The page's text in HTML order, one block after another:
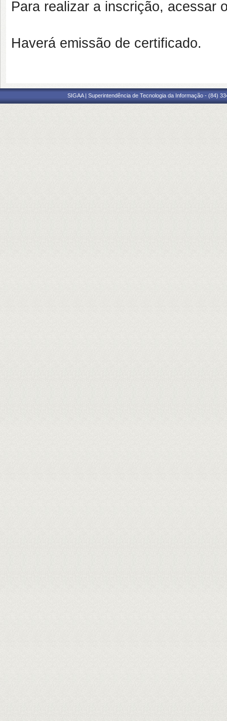
Para realizar a inscrição, acessar
Haverá emissão de certificado.
SIGAA | Superintendência de Tecnologia da Informação - (84)